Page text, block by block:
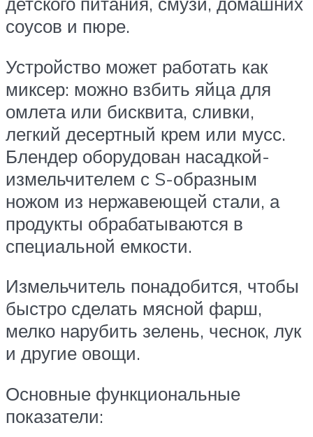
соусов и пюре.
Устройство может работать как
миксер: можно взбить яйца для
омлета или бисквита, сливки,
легкий десертный крем или мусс.
Блендер оборудован насадкой-
измельчителем с S-образным
ножом из нержавеющей стали, а
продукты обрабатываются в
специальной емкости.
Измельчитель понадобится, чтобы
быстро сделать мясной фарш,
мелко нарубить зелень, чеснок, лук
и другие овощи.
Основные функциональные
показатели: